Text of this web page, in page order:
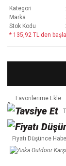
Kategori
Marka
Stok Kodu
* 135,92 TL den
Fiyatı Düşünce